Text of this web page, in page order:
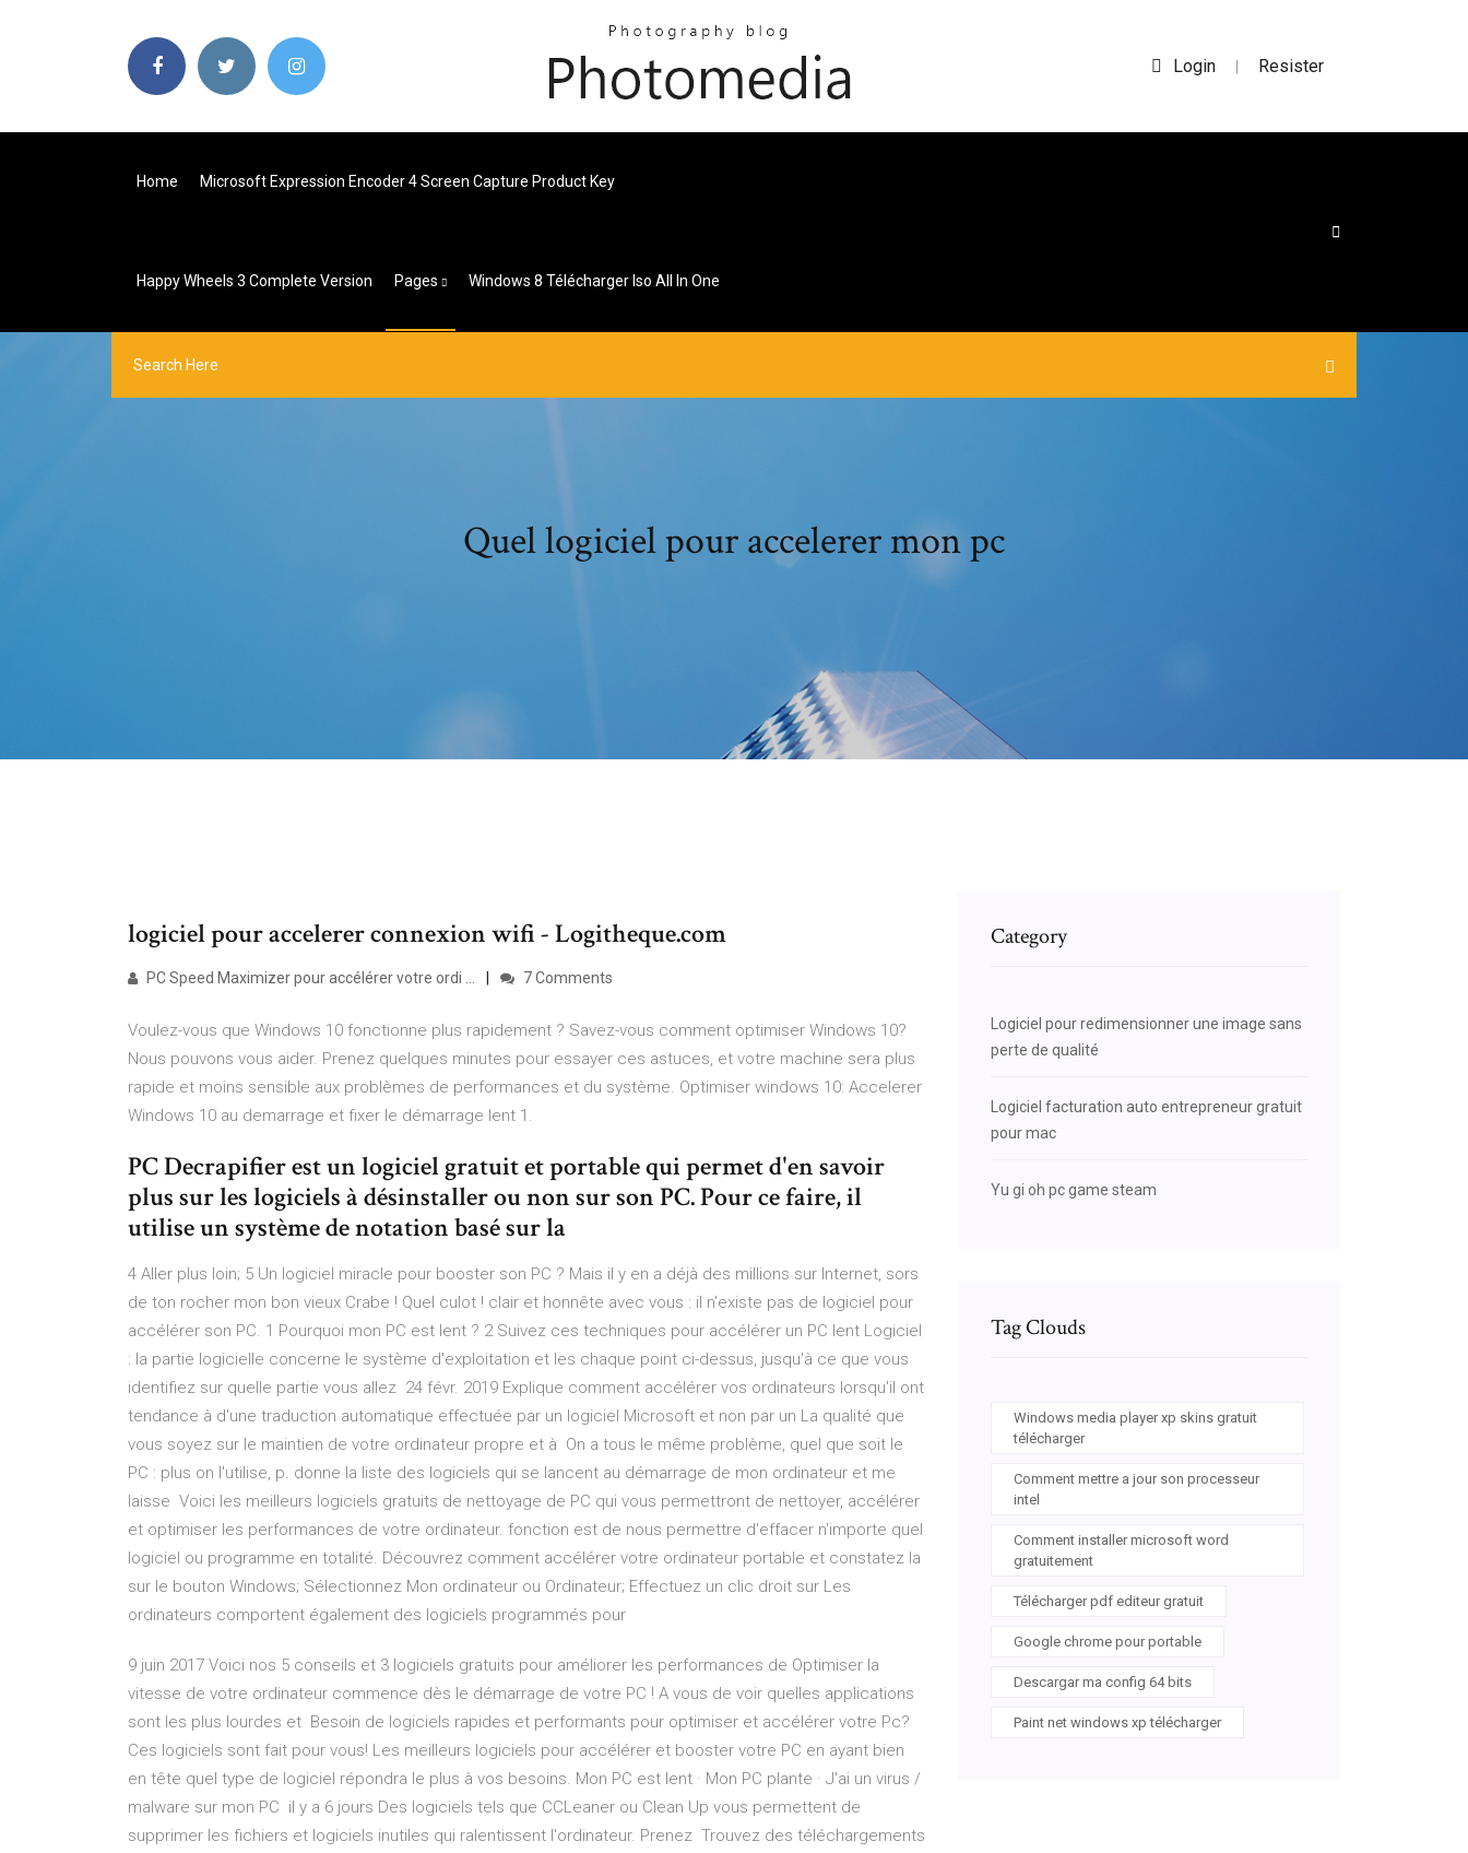
Login | Resister
Home Microsoft Expression Encoder 4 Screen Capture Product Key
Happy Wheels 3 Complete Version Pages Windows 8 Télécharger Iso All In One
Quel logiciel pour accelerer mon pc
logiciel pour accelerer connexion wifi - Logitheque.com
PC Speed Maximizer pour accélérer votre ordi ... 7 Comments
Voulez-vous que Windows 10 fonctionne plus rapidement ? Savez-vous comment optimiser Windows 10?
Nous pouvons vous aider. Prenez quelques minutes pour essayer ces astuces, et votre machine sera plus
rapide et moins sensible aux problèmes de performances et du système. Optimiser windows 10: Accelerer
Windows 10 au demarrage et fixer le démarrage lent 1.
PC Decrapifier est un logiciel gratuit et portable qui permet d'en savoir
plus sur les logiciels à désinstaller ou non sur son PC. Pour ce faire, il
utilise un système de notation basé sur la
4 Aller plus loin; 5 Un logiciel miracle pour booster son PC ? Mais il y en a déjà des millions sur Internet, sors
de ton rocher mon bon vieux Crabe ! Quel culot ! clair et honnête avec vous : il n'existe pas de logiciel pour
accélérer son PC. 1 Pourquoi mon PC est lent ? 2 Suivez ces techniques pour accélérer un PC lent Logiciel
: la partie logicielle concerne le système d'exploitation et les chaque point ci-dessus, jusqu'à ce que vous
identifiez sur quelle partie vous allez 24 févr. 2019 Explique comment accélérer vos ordinateurs lorsqu'il ont
tendance à d'une traduction automatique effectuée par un logiciel Microsoft et non par un La qualité que
vous soyez sur le maintien de votre ordinateur propre et à On a tous le même problème, quel que soit le
PC : plus on l'utilise, p. donne la liste des logiciels qui se lancent au démarrage de mon ordinateur et me
laisse Voici les meilleurs logiciels gratuits de nettoyage de PC qui vous permettront de nettoyer, accélérer
et optimiser les performances de votre ordinateur. fonction est de nous permettre d'effacer n'importe quel
logiciel ou programme en totalité. Découvrez comment accélérer votre ordinateur portable et constatez la
sur le bouton Windows; Sélectionnez Mon ordinateur ou Ordinateur; Effectuez un clic droit sur Les
ordinateurs comportent également des logiciels programmés pour
9 juin 2017 Voici nos 5 conseils et 3 logiciels gratuits pour améliorer les performances de Optimiser la
vitesse de votre ordinateur commence dès le démarrage de votre PC ! A vous de voir quelles applications
sont les plus lourdes et Besoin de logiciels rapides et performants pour optimiser et accélérer votre Pc?
Ces logiciels sont fait pour vous! Les meilleurs logiciels pour accélérer et booster votre PC en ayant bien
en tête quel type de logiciel répondra le plus à vos besoins. Mon PC est lent · Mon PC plante · J'ai un virus /
malware sur mon PC il y a 6 jours Des logiciels tels que CCLeaner ou Clean Up vous permettent de
supprimer les fichiers et logiciels inutiles qui ralentissent l'ordinateur. Prenez Trouvez des téléchargements
Category
Logiciel pour redimensionner une image sans
perte de qualité
Logiciel facturation auto entrepreneur gratuit
pour mac
Yu gi oh pc game steam
Tag Clouds
Windows media player xp skins gratuit
télécharger
Comment mettre a jour son processeur
intel
Comment installer microsoft word
gratuitement
Télécharger pdf editeur gratuit
Google chrome pour portable
Descargar ma config 64 bits
Paint net windows xp télécharger